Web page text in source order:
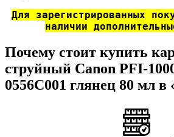
Для зарегистрированных
наличии
Почему стоит купить
струйный Canon PFI-
0556C001 глянец 80 мл в